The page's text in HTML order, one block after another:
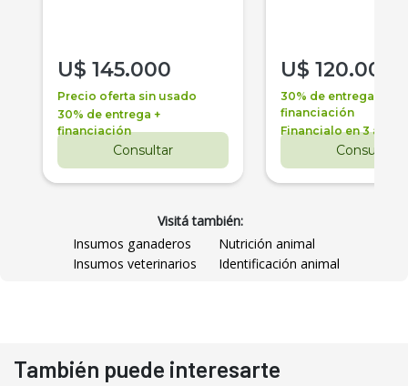
U$ 145.000
Precio oferta sin usado
30% de entrega +
financiación
Consultar
U$ 120.000
30% de entrega +
financiación
Financialo en 3 años
Consultar
Visitá también:
Insumos ganaderos
Nutrición animal
Insumos veterinarios
Identificación animal
También puede interesarte